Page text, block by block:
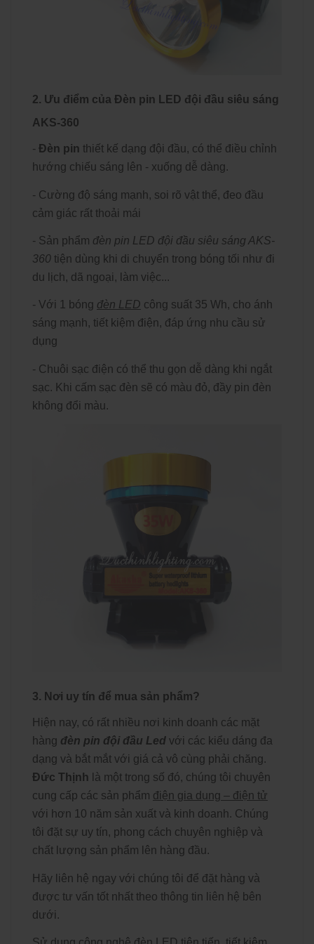
2. Ưu điểm của Đèn pin LED đội đầu siêu sáng
AKS-360
- Đèn pin thiết kế dạng đội đầu, có thể điều chỉnh
hướng chiếu sáng lên - xuống dễ dàng.
- Cường độ sáng mạnh, soi rõ vật thể, đeo đầu
cảm giác rất thoải mái
- Sản phẩm đèn pin LED đội đầu siêu sáng AKS-
360 tiện dùng khi di chuyển trong bóng tối như đi
du lịch, dã ngoại, làm việc...
- Với 1 bóng đèn LED công suất 35 Wh, cho ánh
sáng mạnh, tiết kiệm điện, đáp ứng nhu cầu sử
dụng
- Chuôi sạc điện có thể thu gọn dễ dàng khi ngắt
sạc. Khi cấm sạc đèn sẽ có màu đỏ, đầy pin đèn
không đổi màu.
3. Nơi uy tín để mua sản phẩm?
Hiện nay, có rất nhiều nơi kinh doanh các mặt
hàng đèn pin đội đầu Led với các kiểu dáng đa
dạng và bắt mắt với giá cả vô cùng phải chăng.
Đức Thịnh là một trong số đó, chúng tôi chuyên
cung cấp các sản phẩm điện gia dụng – điện tử
với hơn 10 năm sản xuất và kinh doanh. Chúng
tôi đặt sự uy tín, phong cách chuyên nghiệp và
chất lượng sản phẩm lên hàng đầu.
Hãy liên hệ ngay với chúng tôi để đặt hàng và
được tư vấn tốt nhất theo thông tin liên hệ bên
dưới.